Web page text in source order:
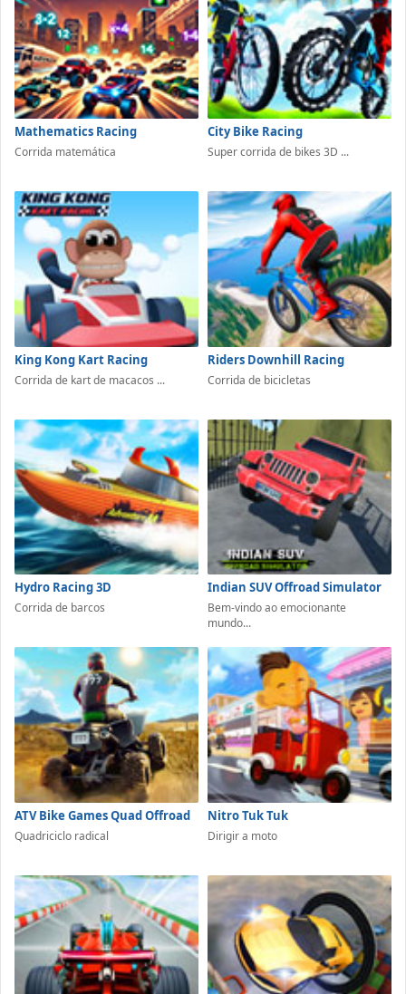
Mathematics Racing
Corrida matemática
City Bike Racing
Super corrida de bikes 3D ...
King Kong Kart Racing
Corrida de kart de macacos ...
Riders Downhill Racing
Corrida de bicicletas
Hydro Racing 3D
Corrida de barcos
Indian SUV Offroad Simulator
Bem-vindo ao emocionante
mundo...
ATV Bike Games Quad Offroad
Quadriciclo radical
Nitro Tuk Tuk
Dirigir a moto